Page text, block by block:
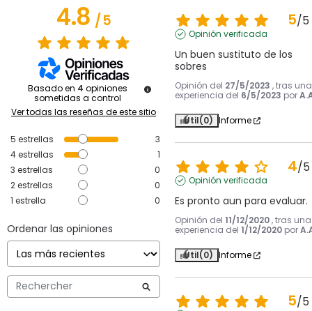
4.8/5
Basado en 4 opiniones
sometidas a control
Ver todas las reseñas de este sitio
5 estrellas
3
4estrellas
1
3 estrellas
0
2estrellas
0
1 estrella 0
Ordenar las opiniones
5/5
Opinión verificada
Un buen sustituto de los
sobres
Opinión del 27/5/2023 , tras una
experiencia del 6/5/2023 por
Útil(0) Informe
4/5
Opinión verificada
Es pronto aun para evaluar.
Opinión del 11/12/2020 , tras una
experiencia del 1/12/2020 por
Útil(0) Informe
5/5